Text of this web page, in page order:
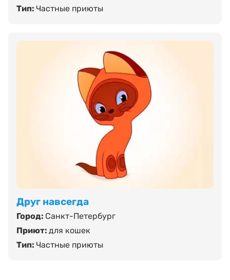
Тип: Частные приюты
Друг навсегда
Город: Санкт-Петербург
Приют: для кошек
Тип: Частные приюты